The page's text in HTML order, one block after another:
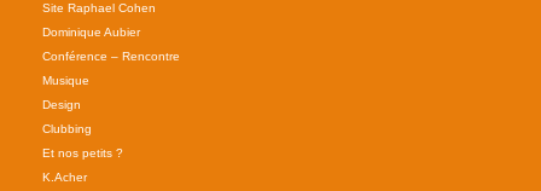
Site Raphael Cohen
Dominique Aubier
Conférence – Rencontre
Musique
Design
Clubbing
Et nos petits ?
K.Acher